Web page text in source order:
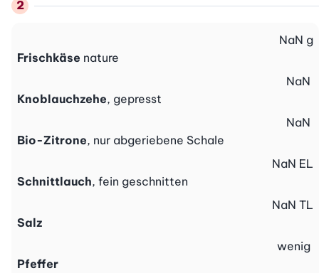
Frischkäse nature
NaN g
Knoblauchzehe, gepresst
NaN
Bio-Zitrone, nur abgeriebene Schale
NaN
Schnittlauch, fein geschnitten
NaN EL
Salz
NaN TL
Pfeffer
wenig